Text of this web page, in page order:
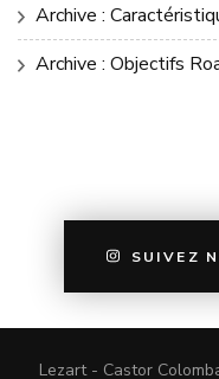
Archive :
Archive : Objectifs
SUIVEZ
Lezart - Castor